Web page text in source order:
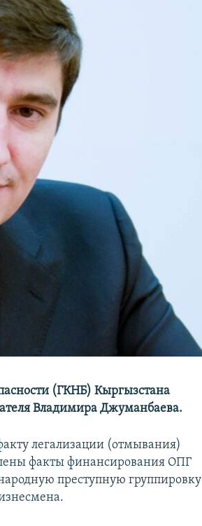
(ГКНБ) Кыргызстана
Владимира Джуманбаева.
легализации (отмывания)
факты финансирования ОПГ
преступную группировку